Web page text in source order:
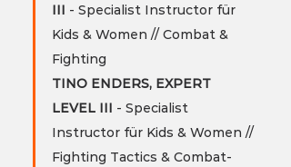
III - Specialist Instructor für
Kids & Women // Combat &
Fighting
TINO ENDERS, EXPERT
LEVEL III - Specialist
Instructor für Kids & Women //
Fighting Tactics & Combat-